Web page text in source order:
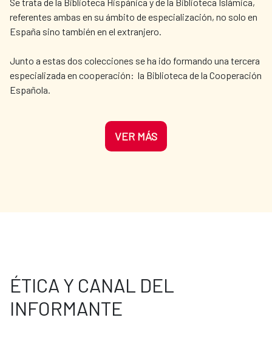
comunican el Palacio Real con las riberas
del Río Manzanares, tienen una extensión
de 20 hectáreas y fueron creados por Felipe
referentes ambas en su ámbito de especialización, no solo en
España sino también en el extranjero.
Junto a estas dos colecciones se ha ido formando una tercera
especializada en cooperación: la Biblioteca de la Cooperación
Española.
VER MÁS
ÉTICA Y CANAL DEL
INFORMANTE